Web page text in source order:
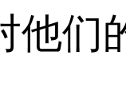
他们